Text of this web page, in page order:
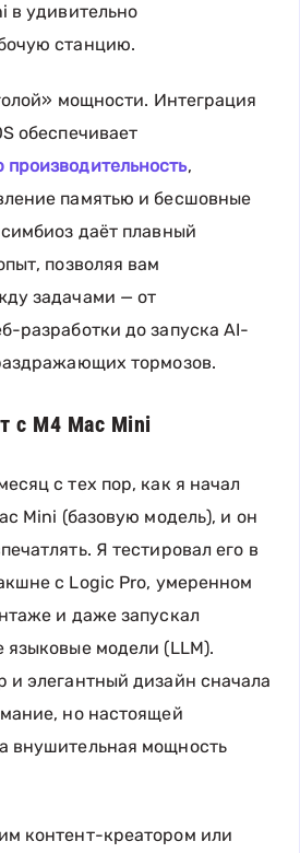
в удивительно
станцию.
мощности. Интеграция
обеспечивает
,
памятью и бесшовные
даёт плавный
позволяя вам
задачами — от
разработки до запуска AI-
тормозов.
с M4 Mac Mini
с тех пор, как я начал
Mini (базовую модель), и он
Я тестировал его в
с Logic Pro, умеренном
и даже запускал
модели (LLM).
и элегантный дизайн сначала
но настоящей
внушительная мощность
контент-креатором или